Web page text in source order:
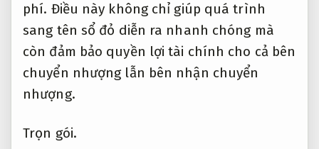
phí. Điều này không chỉ giúp quá trình
sang tên sổ đỏ diễn ra nhanh chóng mà
còn đảm bảo quyền lợi tài chính cho cả bên
chuyển nhượng lẫn bên nhận chuyển
nhượng.
Trọn gói.